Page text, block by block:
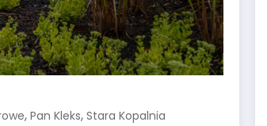
, Pan Kleks, Stara Kopalnia